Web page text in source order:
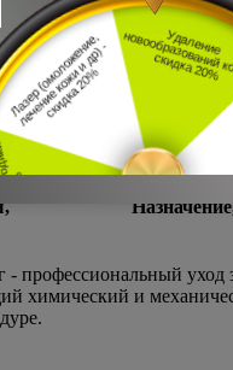
Hydra Peel
- профессиональный уход
химический и